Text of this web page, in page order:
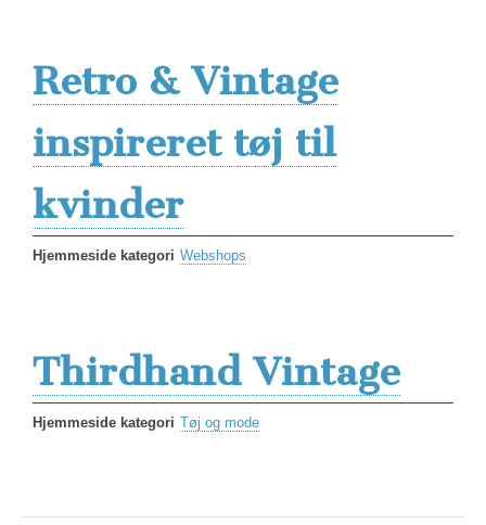
Retro & Vintage
inspireret tøj til
kvinder
Hjemmeside kategori Webshops
Thirdhand Vintage
Hjemmeside kategori Tøj og mode